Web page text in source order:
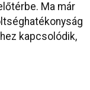
Ma már
kapcsolódik,